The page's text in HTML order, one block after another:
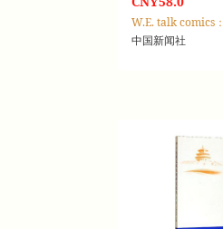
W.E. talk comics
中国新闻社